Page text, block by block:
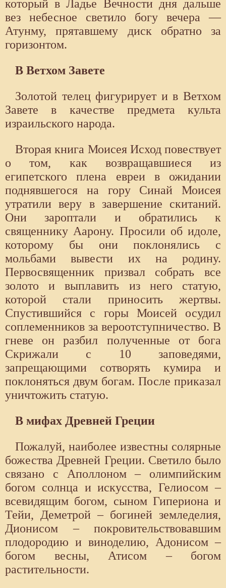
который в Ладье Вечности дня дальше
вез небесное светило богу вечера —
Атунму, прятавшему диск обратно за
горизонтом.
В Ветхом Завете
Золотой телец фигурирует и в Ветхом
Завете в качестве предмета культа
израильского народа.
Вторая книга Моисея Исход повествует
о том, как возвращавшиеся из
египетского плена евреи в ожидании
поднявшегося на гору Синай Моисея
утратили веру в завершение скитаний.
Они зароптали и обратились к
священнику Аарону. Просили об идоле,
которому бы они поклонялись с
мольбами вывести их на родину.
Первосвященник призвал собрать все
золото и выплавить из него статую,
которой стали приносить жертвы.
Спустившийся с горы Моисей осудил
соплеменников за вероотступничество. В
гневе он разбил полученные от бога
Скрижали с 10 заповедями,
запрещающими сотворять кумира и
поклоняться двум богам. После приказал
уничтожить статую.
В мифах Древней Греции
Пожалуй, наиболее известны солярные
божества Древней Греции. Светило было
связано с Аполлоном – олимпийским
богом солнца и искусства, Гелиосом –
всевидящим богом, сыном Гипериона и
Тейи, Деметрой – богиней земледелия,
Дионисом – покровительствовавшим
плодородию и виноделию, Адонисом –
богом весны, Атисом – богом
растительности.